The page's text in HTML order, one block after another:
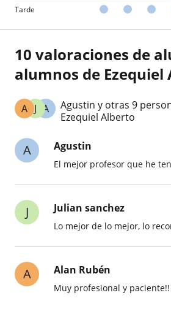
Tarde
10 valoraciones de
alumnos de Ezequiel
A
J
A
Agustin y otras 9
Ezequiel Alberto
A Agustin
El mejor profesor que he
J Julian sanchez
Lo mejor de lo mejor, lo
A Alan Rubén
Muy profesional y paciente!!